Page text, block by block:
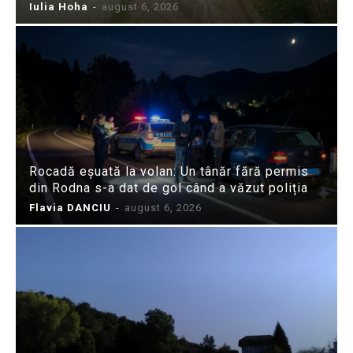
Iulia Hoha - august 6, 2026
Rocadă eșuată la volan: Un tânăr fără permis
din Rodna s-a dat de gol când a văzut poliția
Flavia DANCIU - august 6, 2026